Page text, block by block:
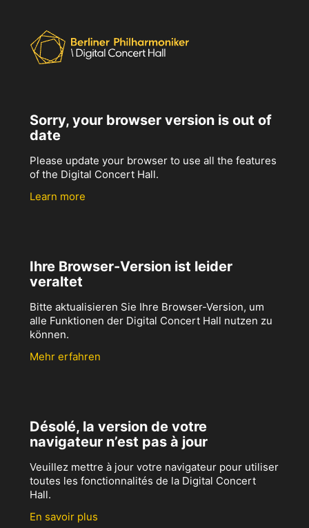
Sorry, your browser version is out of
date
Please update your browser to use all the features
of the Digital Concert Hall.
Learn more
Ihre Browser-Version ist leider
veraltet
Bitte aktualisieren Sie Ihre Browser-Version, um
alle Funktionen der Digital Concert Hall nutzen zu
können.
Mehr erfahren
Désolé, la version de votre
navigateur n’est pas à jour
Veuillez mettre à jour votre navigateur pour utiliser
toutes les fonctionnalités de la Digital Concert
Hall.
En savoir plus